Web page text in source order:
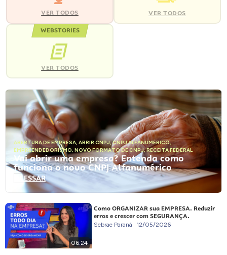
VER TODOS VER TODOS
WEBSTORIES
VER TODOS
ABERTURA DE EMPRESA, ABRIR CNPJ,CNPJ ALFANUMÉRICO,
EMPREENDEDORISMO, NOVO FORMATO DE CNPJ,RECEITA FEDERAL
Vai abrir uma empresa? Entenda como
funciona o novo CNPJ Alfanumérico
ACESSAR
06:24
Como ORGANIZAR sua EMPRESA. Reduzir
erros e crescer com SEGURANÇA.
Sebrae Paraná 12/05/2026